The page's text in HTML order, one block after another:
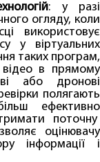
: у разі
огляду, коли
використовує
у віртуальних
таких програм,
в прямому
або дронові
полягають
ефективно
поточну
оцінювачу
інформації і